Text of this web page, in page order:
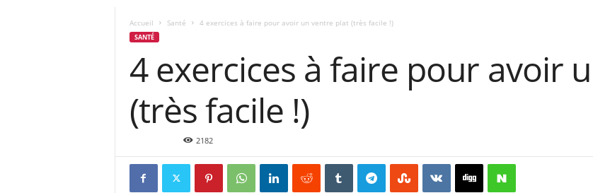
Accueil Santé 4 exercices à faire pour avoir un ventre plat (très facile !)
SANTÉ
4 exercices à faire pour avoir
(très facile !)
2182